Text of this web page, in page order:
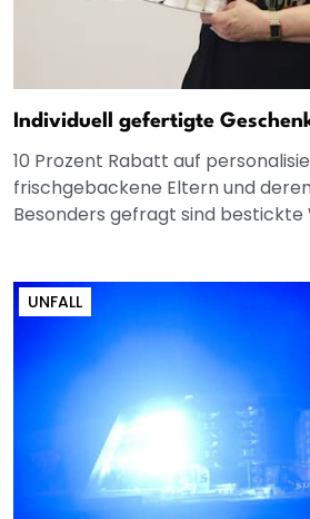
Individuell gefertigte
10 Prozent Rabatt auf
frischgebackene Eltern und
Besonders gefragt sind bestickte
UNFALL